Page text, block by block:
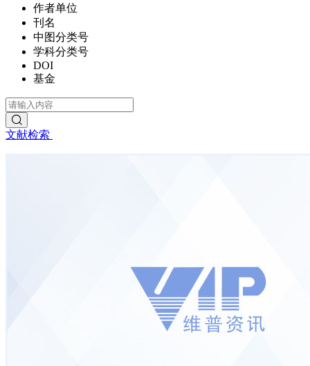
作者单位
刊名
中图分类号
学科分类号
DOI
基金
文献检索